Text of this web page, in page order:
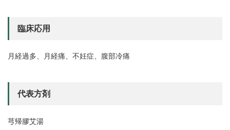
臨床応用
月経過多、月経痛、不妊症、腹部冷痛
代表方剤
芎帰膠艾湯